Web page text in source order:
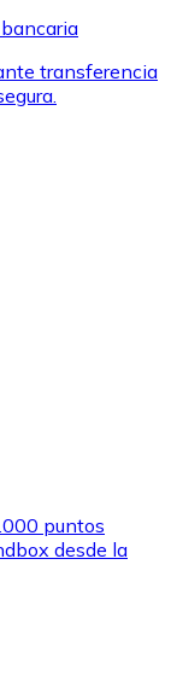
comprar
favoritas con
transferencia
puntos
desde la